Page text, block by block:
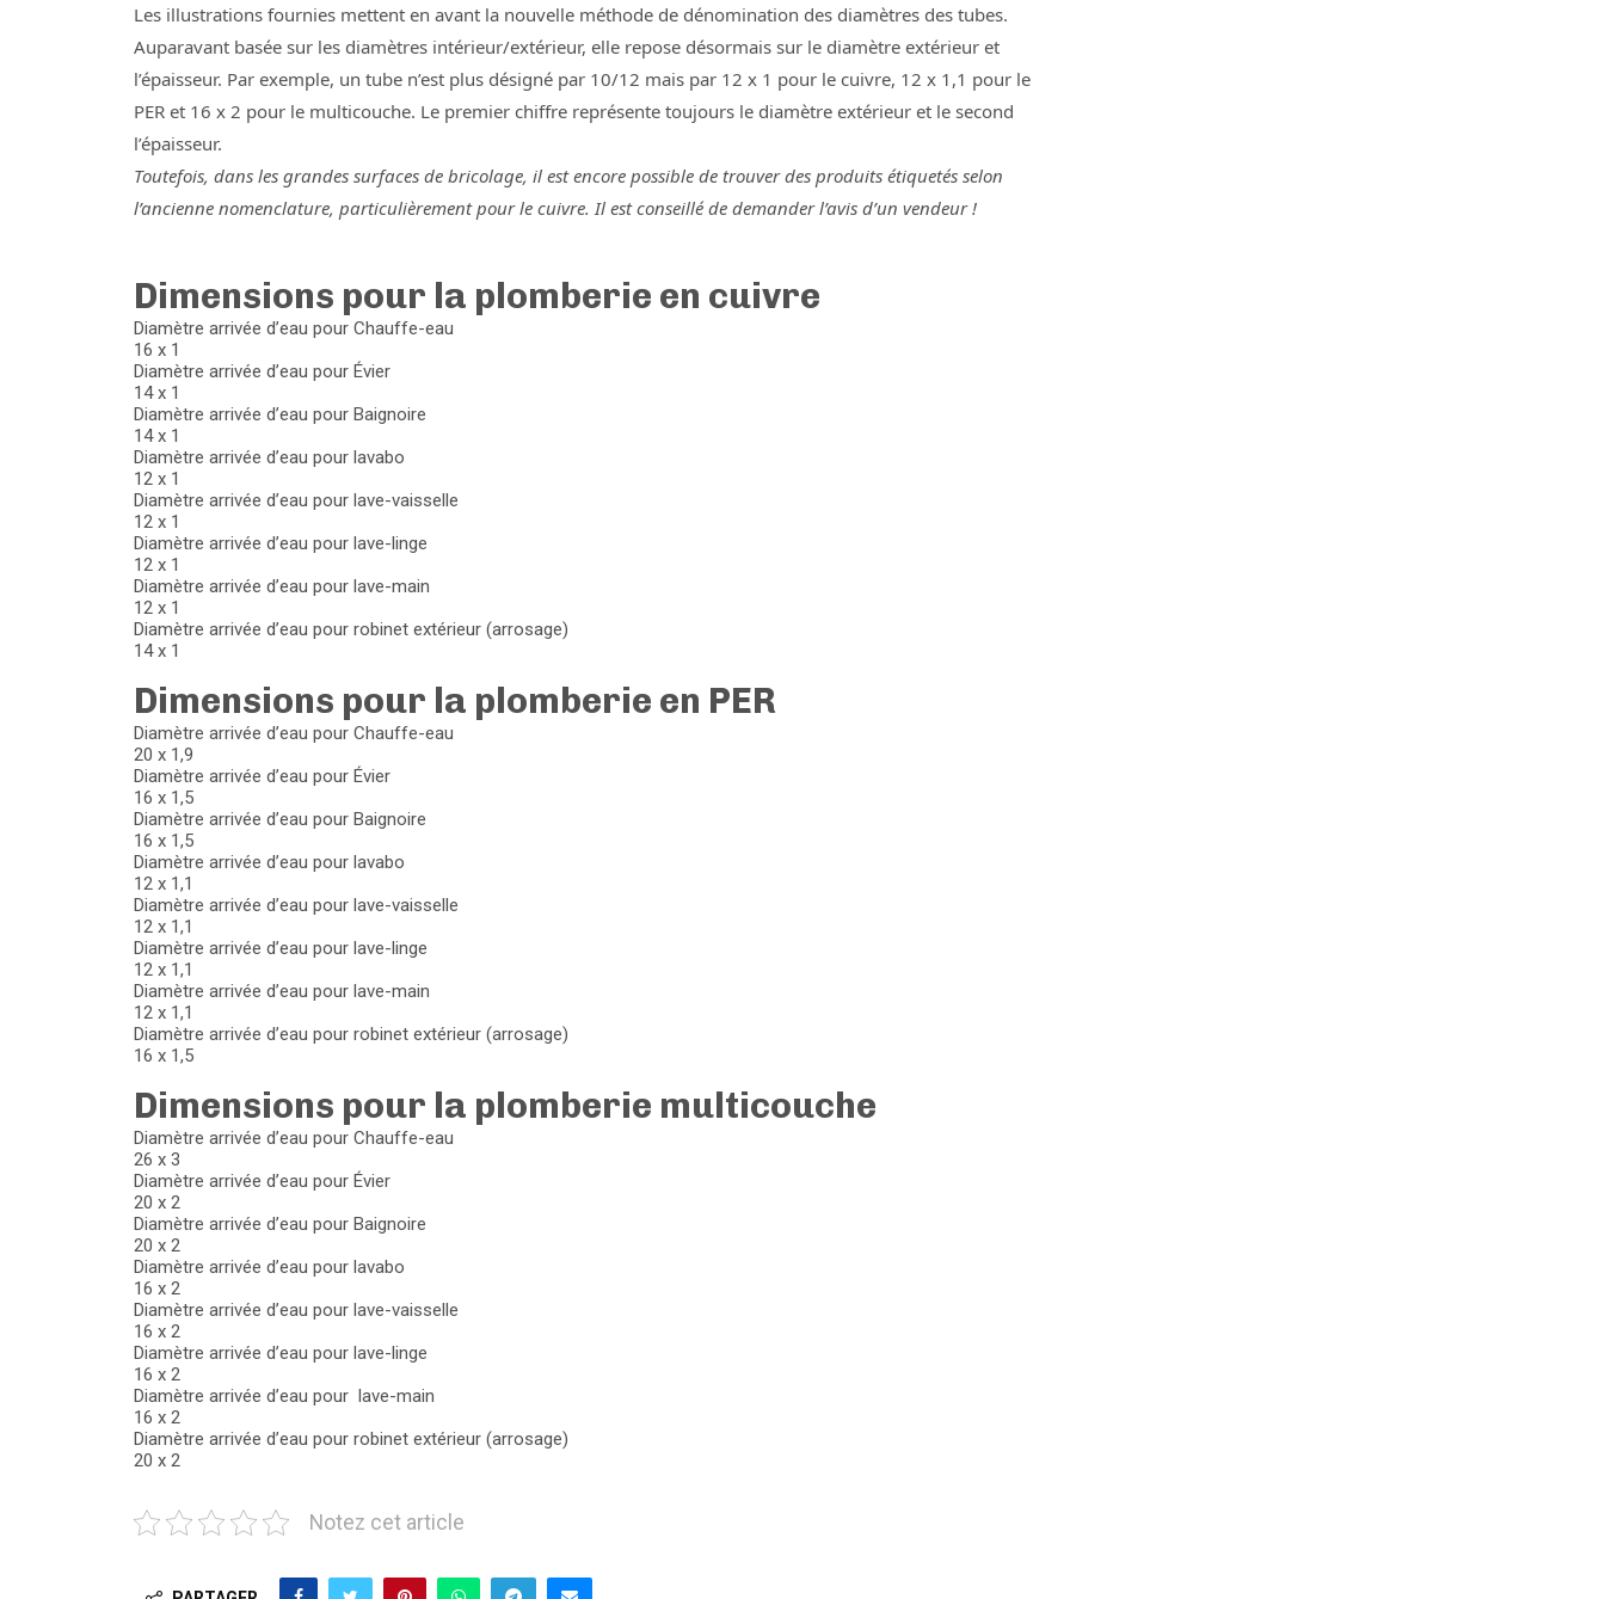
Les illustrations fournies mettent en avant la nouvelle méthode de dénomination des diamètres des tubes.
Auparavant basée sur les diamètres intérieur/extérieur, elle repose désormais sur le diamètre extérieur et
l’épaisseur. Par exemple, un tube n’est plus désigné par 10/12 mais par 12 x 1 pour le cuivre, 12 x 1,1 pour le
PER et 16 x 2 pour le multicouche. Le premier chiffre représente toujours le diamètre extérieur et le second
l’épaisseur.
Toutefois, dans les grandes surfaces de bricolage, il est encore possible de trouver des produits étiquetés selon
l’ancienne nomenclature, particulièrement pour le cuivre. Il est conseillé de demander l’avis d’un vendeur !
Dimensions pour la plomberie en cuivre
Diamètre arrivée d’eau pour Chauffe-eau
16 x 1
Diamètre arrivée d’eau pour Évier
14 x 1
Diamètre arrivée d’eau pour Baignoire
14 x 1
Diamètre arrivée d’eau pour lavabo
12 x 1
Diamètre arrivée d’eau pour lave-vaisselle
12 x 1
Diamètre arrivée d’eau pour lave-linge
12 x 1
Diamètre arrivée d’eau pour lave-main
12 x 1
Diamètre arrivée d’eau pour robinet extérieur (arrosage)
14 x 1
Dimensions pour la plomberie en PER
Diamètre arrivée d’eau pour Chauffe-eau
20 x 1,9
Diamètre arrivée d’eau pour Évier
16 x 1,5
Diamètre arrivée d’eau pour Baignoire
16 x 1,5
Diamètre arrivée d’eau pour lavabo
12 x 1,1
Diamètre arrivée d’eau pour lave-vaisselle
12 x 1,1
Diamètre arrivée d’eau pour lave-linge
12 x 1,1
Diamètre arrivée d’eau pour lave-main
12 x 1,1
Diamètre arrivée d’eau pour robinet extérieur (arrosage)
16 x 1,5
Dimensions pour la plomberie multicouche
Diamètre arrivée d’eau pour Chauffe-eau
26 x 3
Diamètre arrivée d’eau pour Évier
20 x 2
Diamètre arrivée d’eau pour Baignoire
20 x 2
Diamètre arrivée d’eau pour lavabo
16 x 2
Diamètre arrivée d’eau pour lave-vaisselle
16 x 2
Diamètre arrivée d’eau pour lave-linge
16 x 2
Diamètre arrivée d’eau pour lave-main
16 x 2
Diamètre arrivée d’eau pour robinet extérieur (arrosage)
20 x 2
Notez cet article